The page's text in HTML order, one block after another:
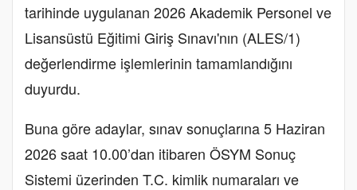
tarihinde uygulanan 2026 Akademik Personel ve
Lisansüstü Eğitimi Giriş Sınavı'nın (ALES/1)
değerlendirme işlemlerinin tamamlandığını
duyurdu.
Buna göre adaylar, sınav sonuçlarına 5 Haziran
2026 saat 10.00’dan itibaren ÖSYM Sonuç
Sistemi üzerinden T.C. kimlik numaraları ve